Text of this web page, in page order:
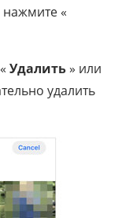
нажмите «
Удалить» или
удалить